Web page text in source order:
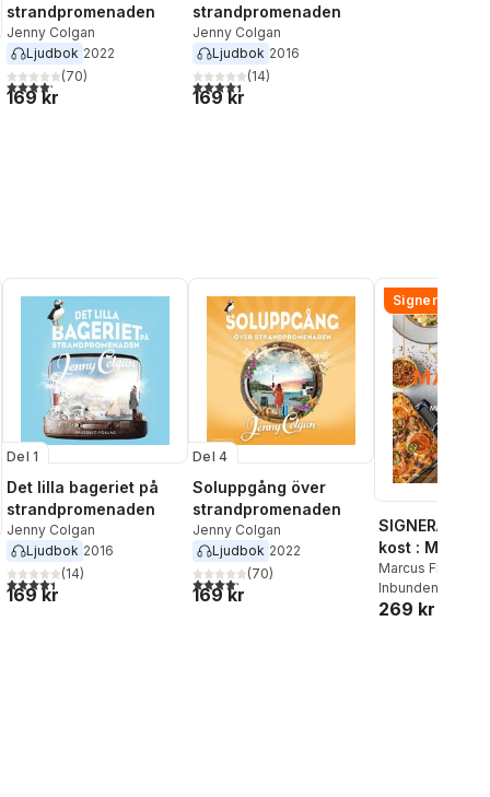
röster:
strandpromenaden
Jenny Colgan
Ljudbok 2022
4,2utav 5 stjärnor. Totalt antal röster:
(70)
169 kr
strandpromenaden
Jenny Colgan
Ljudbok 2016
4,4utav 5 stjärnor. Totalt antal röster:
(14)
169 kr
röster:
Del 1
Det lilla bageriet på
strandpromenaden
Jenny Colgan
Ljudbok 2016
4,4utav 5 stjärnor. Totalt antal röster:
(14)
169 kr
Del 4
Soluppgång över
strandpromenaden
Jenny Colgan
Ljudbok 2022
4,2utav 5 stjärnor. Totalt antal röster:
(70)
169 kr
Signerad!
SIGNERAD -
kost :
matlådor
Marcus Frank
Inbunden
269 kr